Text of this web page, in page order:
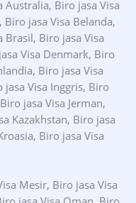
Australia, Biro jasa Visa
jasa Visa Belanda,
Brasil, Biro jasa Visa
Visa Denmark, Biro
Biro jasa Visa
Visa Inggris, Biro
jasa Visa Jerman,
Kazakhstan, Biro jasa
Biro jasa Visa
Mesir, Biro jasa Visa